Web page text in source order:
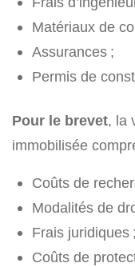
Matériaux de
Assurances ;
Permis de
Pour le brevet, la
immobilisée
Coûts de
Modalités de
Frais juridiques ;
Coûts de